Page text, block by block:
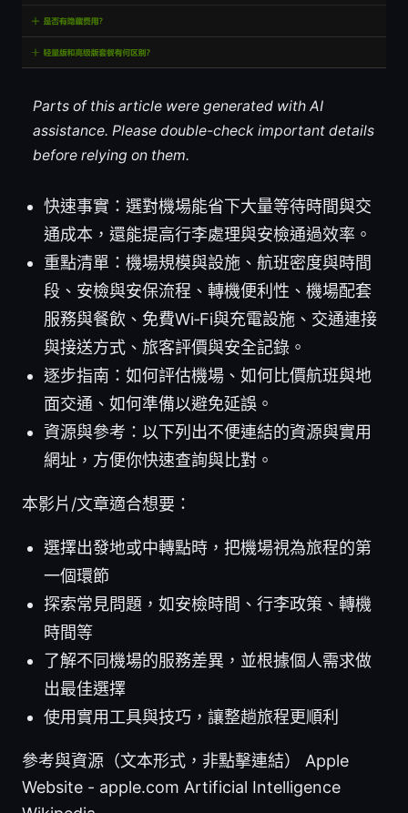
Parts of this article were generated with AI
assistance. Please double-check important details
before relying on them.
快速事實：選對機場能省下大量等待時間與交
通成本，還能提高行李處理與安檢通過效率。
重點清單：機場規模與設施、航班密度與時間
段、安檢與安保流程、轉機便利性、機場配套
服務與餐飲、免費Wi‑Fi與充電設施、交通連接
與接送方式、旅客評價與安全記錄。
逐步指南：如何評估機場、如何比價航班與地
面交通、如何準備以避免延誤。
資源與參考：以下列出不便連結的資源與實用
網址，方便你快速查詢與比對。
本影片/文章適合想要：
選擇出發地或中轉點時，把機場視為旅程的第
一個環節
探索常見問題，如安檢時間、行李政策、轉機
時間等
了解不同機場的服務差異，並根據個人需求做
出最佳選擇
使用實用工具與技巧，讓整趟旅程更順利
參考與資源（文本形式，非點擊連結） Apple
Website - apple.com Artificial Intelligence